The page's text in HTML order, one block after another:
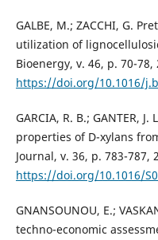
GALBE, M.; ZACCHI, G.
utilization of
Bioenergy, v. 46, p. 70-78,
https://doi.org/10.1016/
GARCIA, R. B.; GANTER,
properties of D-xylans
Journal, v. 36, p. 783-787,
https://doi.org/10.1016/
GNANSOUNOU, E.;
techno-economic